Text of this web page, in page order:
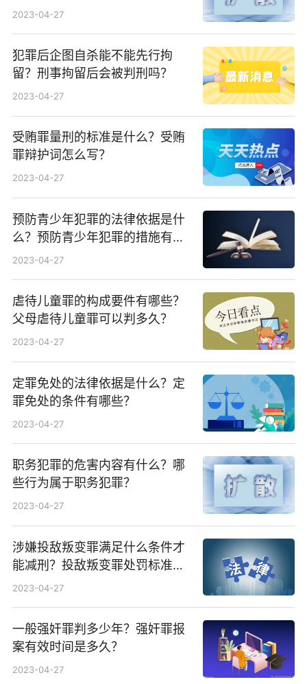
2023-04-27
犯罪后企图自杀能不能先行拘
留？刑事拘留后会被判刑吗？
2023-04-27
受贿罪量刑的标准是什么？受贿
罪辩护词怎么写？
2023-04-27
预防青少年犯罪的法律依据是什
么？预防青少年犯罪的措施有哪
些？
2023-04-27
虐待儿童罪的构成要件有哪些？
父母虐待儿童罪可以判多久？
2023-04-27
定罪免处的法律依据是什么？定
罪免处的条件有哪些？
2023-04-27
职务犯罪的危害内容有什么？哪
些行为属于职务犯罪？
2023-04-27
涉嫌投敌叛变罪满足什么条件才
能减刑？投敌叛变罪处罚标准是
怎么规定的？
2023-04-27
一般强奸罪判多少年？强奸罪报
案有效时间是多久？
2023-04-27